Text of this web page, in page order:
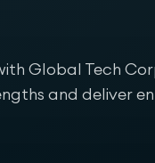
Global Tech
and deliver